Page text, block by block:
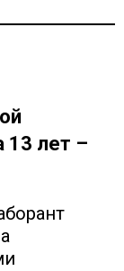
13 лет –